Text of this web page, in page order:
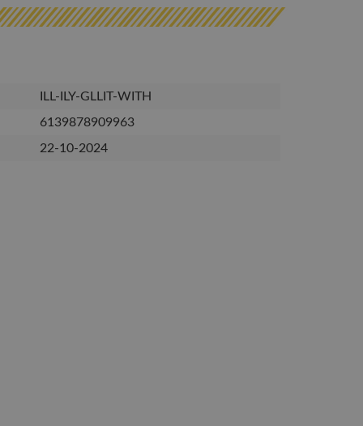
ILL-ILY-GLLIT-WITH
6139878909963
22-10-2024